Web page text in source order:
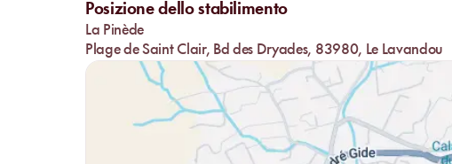
trancio di tonno scottato al pistou, seppia intera alla plancha in
Infine, per finire con una dolcezza: dessert e torta del giorno,
crema inglese, fondente al caramello salato…
Posizione dello stabilimento
La Pinède
Plage de Saint Clair, Bd des Dryades, 83980, Le Lavandou